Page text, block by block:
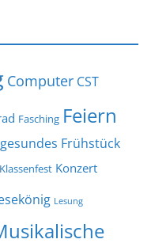
Computer CST
Fasching Feiern
gesundes Frühstück
Klassenfest Konzert
Lesung